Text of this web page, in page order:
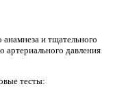
и тщательного
артериального давления
тесты: